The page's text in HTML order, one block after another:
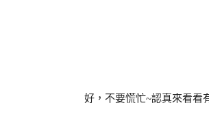
好，不要慌忙~認真來看看